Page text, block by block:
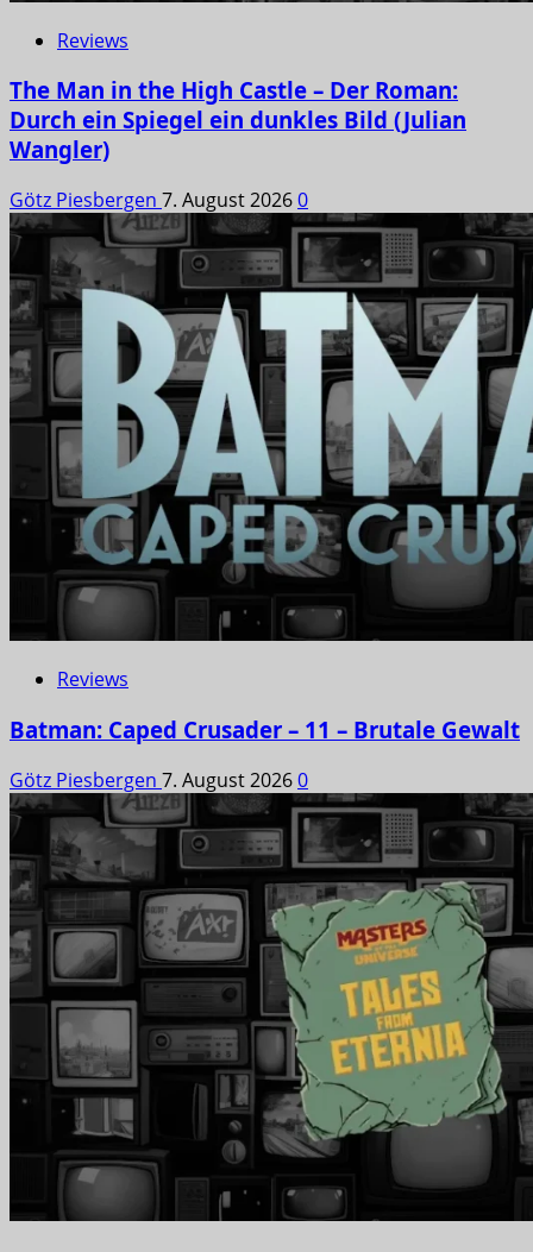
Reviews
The Man in the High Castle – Der Roman:
Durch ein Spiegel ein dunkles Bild (Julian
Wangler)
Götz Piesbergen 7. August 20260
Reviews
Batman: Caped Crusader – 11 – Brutale Gewalt
Götz Piesbergen 7. August 20260